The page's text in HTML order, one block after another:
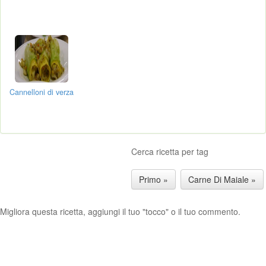
Cannelloni di verza
Cerca ricetta per tag
Primo » Carne Di Maiale »
Migliora questa ricetta, aggiungi il tuo "tocco" o il tuo commento.